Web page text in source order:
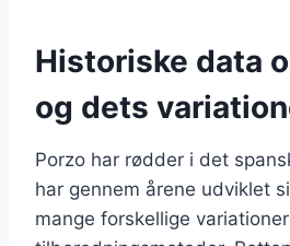
Historiske data
og dets
Porzo har rødder i det
har gennem årene udviklet
mange forskellige